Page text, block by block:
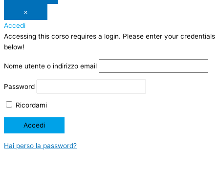
×
Accedi
Accessing this corso requires a login. Please enter your credentials
below!
Nome utente o indirizzo email
Password
Ricordami
Hai perso la password?